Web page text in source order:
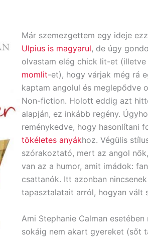
Már szemezgettem egy ideje
Ulpius is magyarul, de úgy
olvastam elég chick lit-et
momlit-et), hogy várjak még rá
kaptam angolul és meglepődve
Non-fiction. Holott eddig azt
alapján, ez inkább regény.
reménykedve, hogy hasonlítani
tökéletes anyákhoz. Végülis
szórakoztató, mert az angol
van az a humor, amit imádok:
csattanók. Itt azonban
tapasztalatait arról, hogyan vált
Ami Stephanie Calman
sokáig nem akart gyereket (sőt